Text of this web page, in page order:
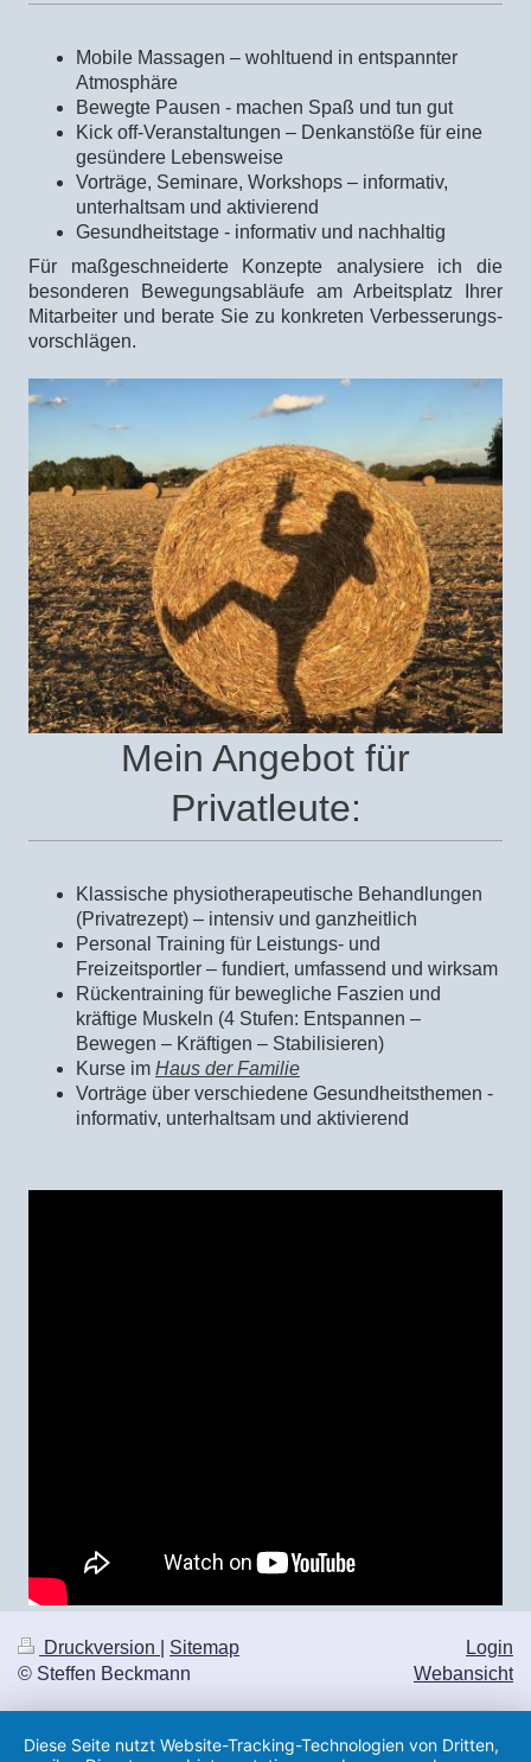
Mobile Massagen – wohltuend in entspannter
Atmosphäre
Bewegte Pausen - machen Spaß und tun gut
Kick off-Veranstaltungen – Denkanstöße für eine
gesündere Lebensweise
Vorträge, Seminare, Workshops – informativ,
unterhaltsam und aktivierend
Gesundheitstage - informativ und nachhaltig
Für maßgeschneiderte Konzepte analysiere ich die
besonderen Bewegungsabläufe am Arbeitsplatz Ihrer
Mitarbeiter und berate Sie zu konkreten Verbesserungs­
vorschlägen.
Mein Angebot für
Privatleute:
Klassische physiotherapeutische Behandlungen
(Privatrezept) – intensiv und ganzheitlich
Personal Training für Leistungs- und
Freizeitsportler – fundiert, umfassend und wirksam
Rückentraining für bewegliche Faszien und
kräftige Muskeln (4 Stufen: Entspannen –
Bewegen – Kräftigen – Stabilisieren)
Kurse im Haus der Familie
Vorträge über verschiedene Gesundheitsthemen -
informativ, unterhaltsam und aktivierend
Druckversion
Sitemap
© Steffen Beckmann
Login
Webansicht
Diese Seite nutzt Website-Tracking-Technologien von Dritten,